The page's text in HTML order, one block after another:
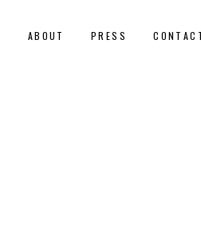
ABOUT PRESS